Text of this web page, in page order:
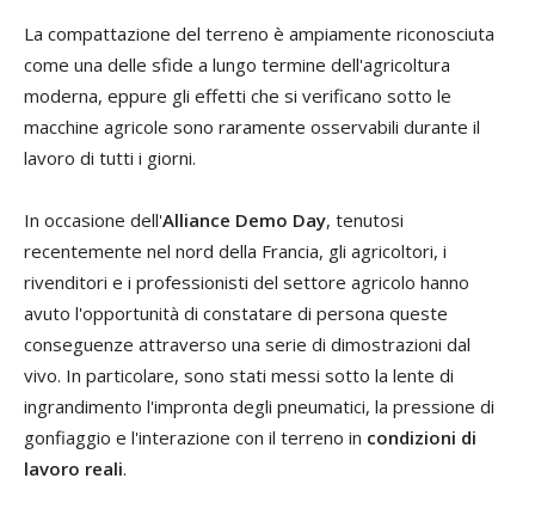
La compattazione del terreno è ampiamente riconosciuta
come una delle sfide a lungo termine dell'agricoltura
moderna, eppure gli effetti che si verificano sotto le
macchine agricole sono raramente osservabili durante il
lavoro di tutti i giorni.
In occasione dell'Alliance Demo Day, tenutosi
recentemente nel nord della Francia, gli agricoltori, i
rivenditori e i professionisti del settore agricolo hanno
avuto l'opportunità di constatare di persona queste
conseguenze attraverso una serie di dimostrazioni dal
vivo. In particolare, sono stati messi sotto la lente di
ingrandimento l'impronta degli pneumatici, la pressione di
gonfiaggio e l'interazione con il terreno in condizioni di
lavoro reali.